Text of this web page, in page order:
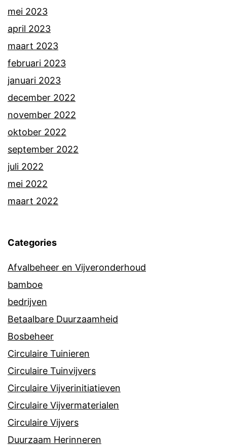
mei 2023
april 2023
maart 2023
februari 2023
januari 2023
december 2022
november 2022
oktober 2022
september 2022
juli 2022
mei 2022
maart 2022
Categories
Afvalbeheer en Vijveronderhoud
bamboe
bedrijven
Betaalbare Duurzaamheid
Bosbeheer
Circulaire Tuinieren
Circulaire Tuinvijvers
Circulaire Vijverinitiatieven
Circulaire Vijvermaterialen
Circulaire Vijvers
Duurzaam Herinneren